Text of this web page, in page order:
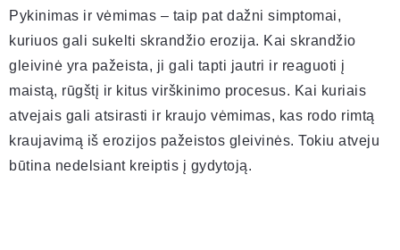
Pykinimas ir vėmimas – taip pat dažni simptomai,
kuriuos gali sukelti skrandžio erozija. Kai skrandžio
gleivinė yra pažeista, ji gali tapti jautri ir reaguoti į
maistą, rūgštį ir kitus virškinimo procesus. Kai kuriais
atvejais gali atsirasti ir kraujo vėmimas, kas rodo rimtą
kraujavimą iš erozijos pažeistos gleivinės. Tokiu atveju
būtina nedelsiant kreiptis į gydytoją.